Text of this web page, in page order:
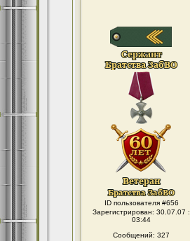
ID пользователя #656
Зарегистрирован: 30.07.07 :
03:44
Сообщений: 327